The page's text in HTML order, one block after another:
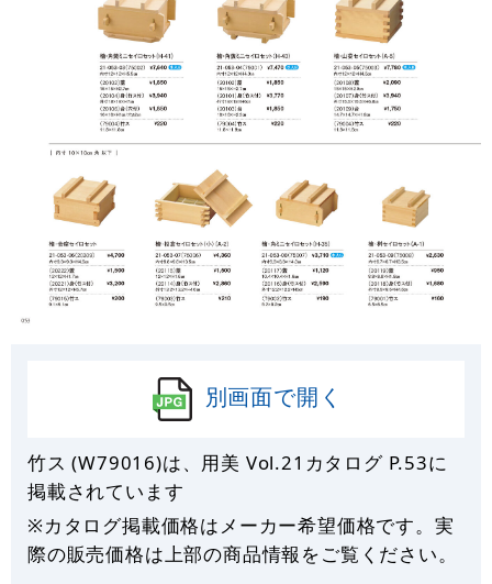
別画面で開く
竹ス (W79016)は、用美 Vol.21カタログ P.53に
掲載されています
※カタログ掲載価格はメーカー希望価格です。実
際の販売価格は上部の商品情報をご覧ください。